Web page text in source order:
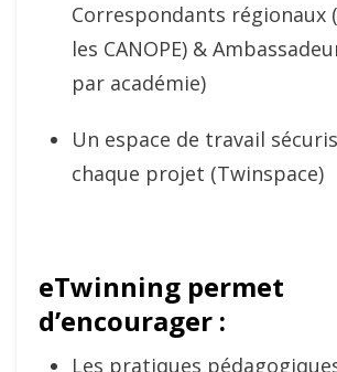
Correspondants régionaux
les CANOPE) &
par académie)
Un espace de travail
chaque projet (Twinspace)
eTwinning permet
d’encourager :
Les pratiques